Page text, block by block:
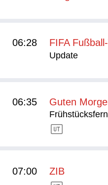
06:28 FIFA
Update
06:35 Guten
07:00 ZIB